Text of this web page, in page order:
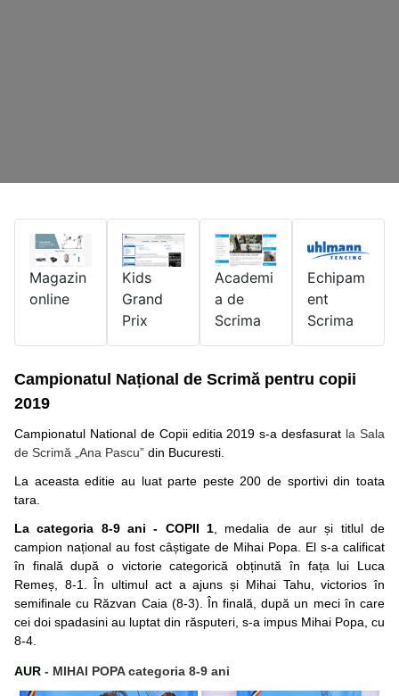
Magazin
online
Kids
Grand
Prix
Academi
a de
Scrima
Echipam
ent
Scrima
Campionatul Național de Scrimă pentru copii
2019
Campionatul National de Copii editia 2019 s-a desfasurat la Sala
de Scrimă „Ana Pascu” din Bucuresti.
La aceasta editie au luat parte peste 200 de sportivi din toata
tara.
La categoria 8-9 ani - COPII 1 , medalia de aur și titlul de
campion național au fost câștigate de Mihai Popa. El s-a calificat
în finală după o victorie categorică obținută în fața lui Luca
Remeș, 8-1. În ultimul act a ajuns și Mihai Tahu, victorios în
semifinale cu Răzvan Caia (8-3). În finală, după un meci în care
cei doi spadasini au luptat din răsputeri, s-a impus Mihai Popa, cu
8-4.
AUR - MIHAI POPA categoria 8-9 ani